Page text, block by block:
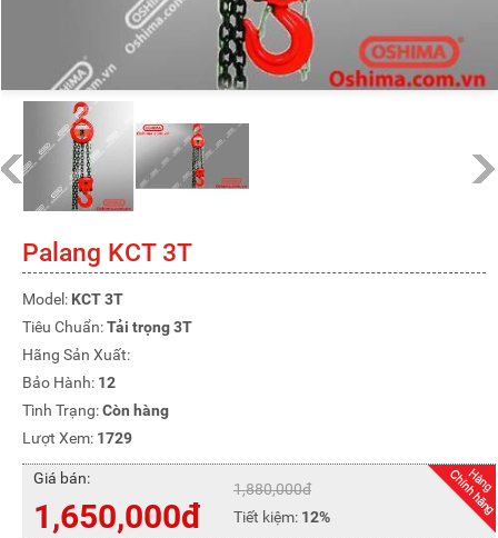
Palang KCT 3T
Model: KCT 3T
Tiêu Chuẩn:Tải trọng 3T
Hãng Sản Xuất:
Bảo Hành: 12
Tình Trạng:Còn hàng
Lượt Xem: 1729
Giá bán:
1,650,000đ
1,880,000đ
Tiết kiệm: 12%